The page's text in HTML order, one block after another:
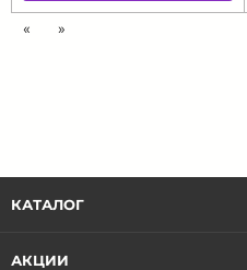
« »
КАТАЛОГ
АКЦИИ